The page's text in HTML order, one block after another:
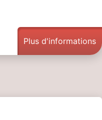
Plus d'informations